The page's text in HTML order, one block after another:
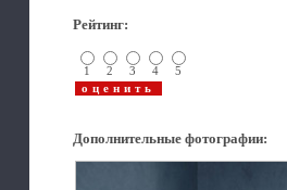
Рейтинг:
1 2 3 4 5
Дополнительные фотографии: